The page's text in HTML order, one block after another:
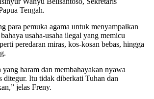
Tengah.
para pemuka agama untuk menyampaikan
usaha-usaha ilegal yang memicu
peredaran miras, kos-kosan bebas, hingga
yang haram dan membahayakan nyawa
ditegur. Itu tidak diberkati Tuhan dan
jelas Freny.